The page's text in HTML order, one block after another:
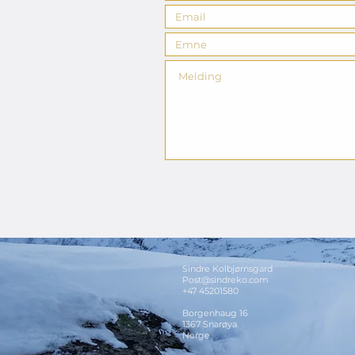
Sindre Kolbjørnsgard
Post@sindreko.com
+47 45201580
Borgenhaug 16
1367 Snarøya
Norge